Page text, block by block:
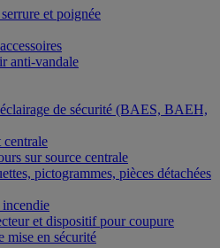
et poignée
anti-vandale
de sécurité (BAES, BAEH,
centrale
sur source centrale
pictogrammes, pièces détachées
et dispositif pour coupure
mise en sécurité